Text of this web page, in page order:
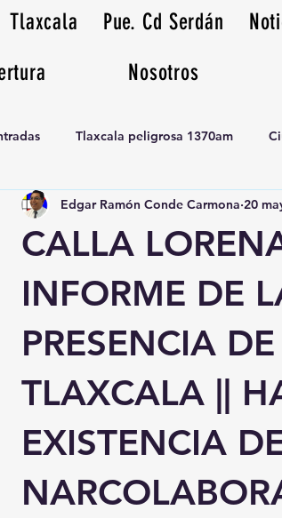
Tlaxcala Pue. Cd Serdán
Nosotros
Tlaxcala peligrosa 1370am
Musicales radio 1370am Tianguis
CALLA
INFORME DE
PRESENCIA
TLAXCALA ||
EXISTENCIA
Edgar Ramón Conde Carmona 20